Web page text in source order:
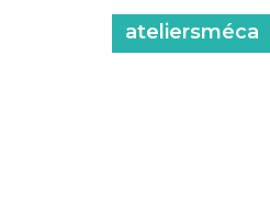
ateliersméca